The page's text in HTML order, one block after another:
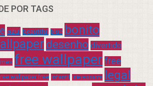
POR TAGS
azul beautiful blue bonito
desenho divertido
free wallpaper free
wallpaper free infantil interessante legal